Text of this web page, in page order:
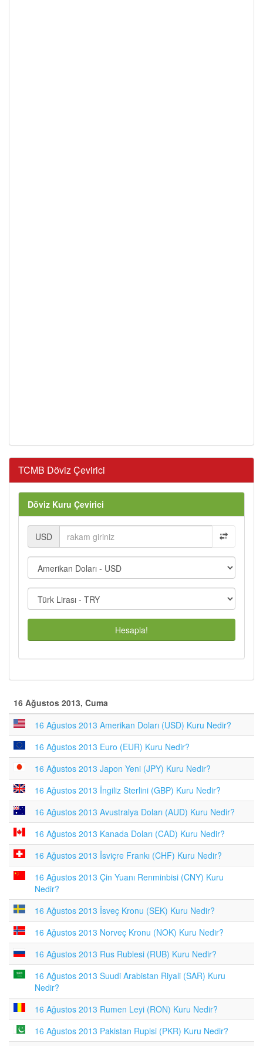
TCMB Döviz Çevirici
Döviz Kuru Çevirici
USD
Hesapla!
16 Ağustos 2013, Cuma
16 Ağustos 2013 Amerikan Doları (USD) Kuru Nedir?
16 Ağustos 2013 Euro (EUR) Kuru Nedir?
16 Ağustos 2013 Japon Yeni (JPY) Kuru Nedir?
16 Ağustos 2013 İngiliz Sterlini (GBP) Kuru Nedir?
16 Ağustos 2013 Avustralya Doları (AUD) Kuru Nedir?
16 Ağustos 2013 Kanada Doları (CAD) Kuru Nedir?
16 Ağustos 2013 İsviçre Frankı (CHF) Kuru Nedir?
16 Ağustos 2013 Çin Yuanı Renminbisi (CNY) Kuru
Nedir?
16 Ağustos 2013 İsveç Kronu (SEK) Kuru Nedir?
16 Ağustos 2013 Norveç Kronu (NOK) Kuru Nedir?
16 Ağustos 2013 Rus Rublesi (RUB) Kuru Nedir?
16 Ağustos 2013 Suudi Arabistan Riyali (SAR) Kuru
Nedir?
16 Ağustos 2013 Rumen Leyi (RON) Kuru Nedir?
16 Ağustos 2013 Pakistan Rupisi (PKR) Kuru Nedir?